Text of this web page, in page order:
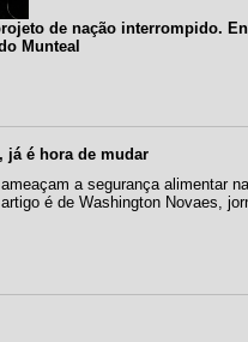
de nação interrompido.
Munteal
já é hora de mudar
a segurança alimentar
é de Washington Novaes,